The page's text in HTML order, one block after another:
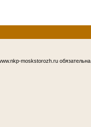
moskstorozh.ru обязательна